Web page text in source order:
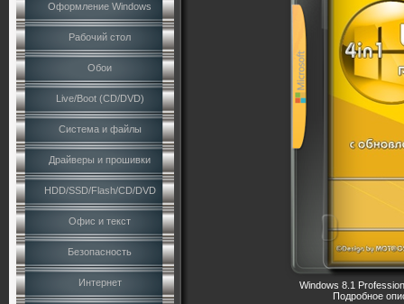
Оформление Windows
Рабочий стол
Обои
Live/Boot (CD/DVD)
Система и файлы
Драйверы и прошивки
HDD/SSD/Flash/CD/DVD
Офис и текст
Безопасность
Интернет
Windows 8.1
Подробное